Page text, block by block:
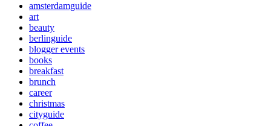
amsterdamguide
art
beauty
berlinguide
blogger events
books
breakfast
brunch
career
christmas
cityguide